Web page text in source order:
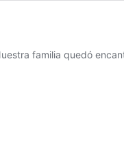
familia quedó